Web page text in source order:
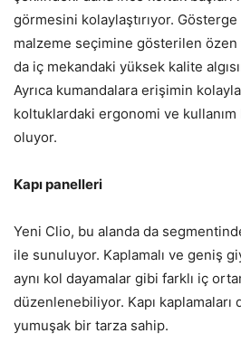
görmesini kolaylaştırıyor.
malzeme seçimine gösterilen
da iç mekandaki yüksek kalite
Ayrıca kumandalara erişimin
koltuklardaki ergonomi ve kullanım
oluyor.
Kapı panelleri
Yeni Clio, bu alanda da
ile sunuluyor. Kaplamalı ve geniş
aynı kol dayamalar gibi farklı iç
düzenlenebiliyor. Kapı kaplamaları
yumuşak bir tarza sahip.